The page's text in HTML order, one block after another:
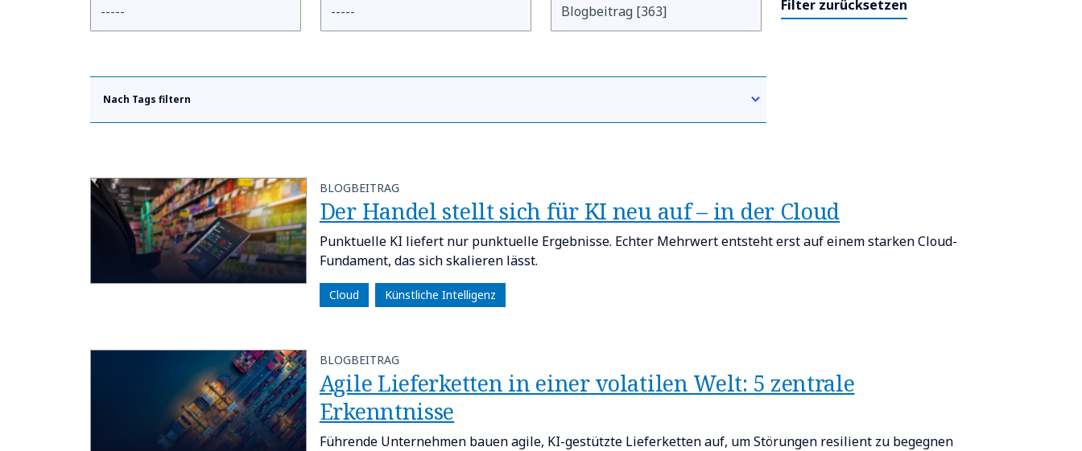
Filter zurücksetzen
Nach Tags filtern
BLOGBEITRAG
​​Der Handel stellt sich für KI neu auf – in der Cloud​
Punktuelle KI liefert nur punktuelle Ergebnisse. Echter Mehrwert entsteht erst auf einem starken Cloud-
Fundament, das sich skalieren lässt.
Cloud Künstliche Intelligenz
BLOGBEITRAG
Agile Lieferketten in einer volatilen Welt: 5 zentrale
Erkenntnisse
Führende Unternehmen bauen agile, KI-gestützte Lieferketten auf, um Störungen resilient zu begegnen